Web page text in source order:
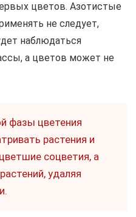
цветов. Азотистые
не следует,
наблюдаться
а цветов может не
фазы цветения
растения и
соцветия, а
удаляя